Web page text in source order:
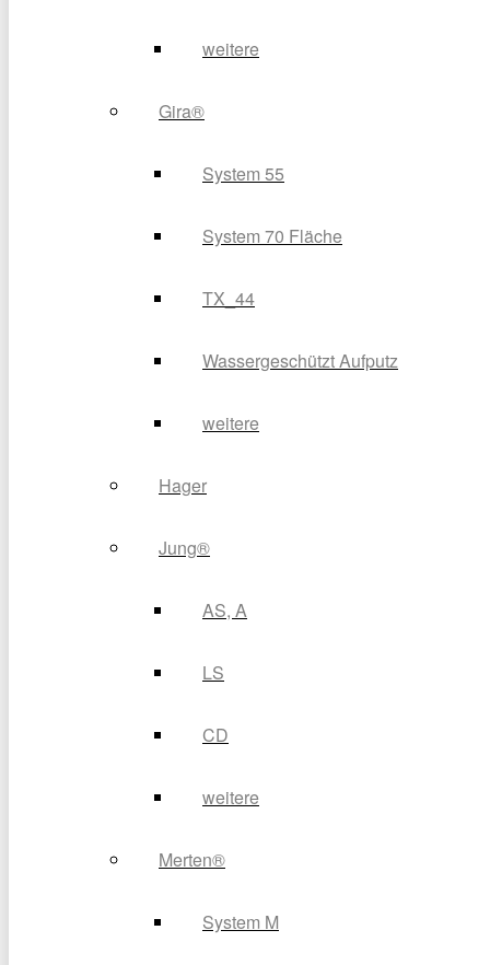
weitere
Gira®
System 55
System 70 Fläche
TX_44
Wassergeschützt Aufputz
weitere
Hager
Jung®
AS, A
LS
CD
weitere
Merten®
System M